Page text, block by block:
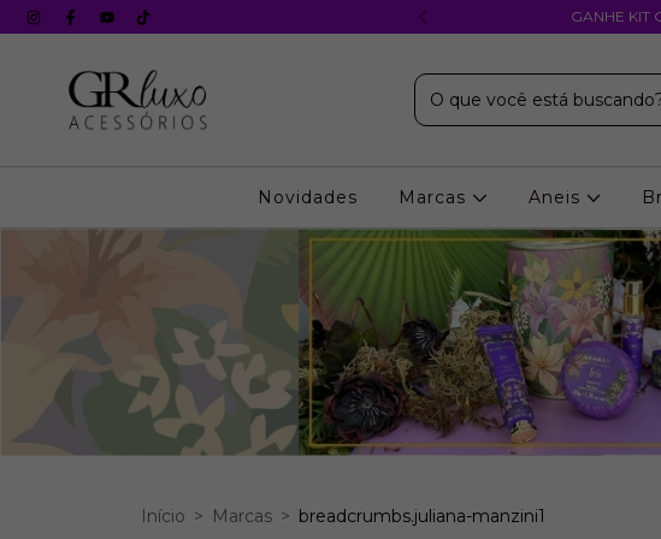
s/ juros em todos os cartões GANHE KIT
Novidades Marcas Aneis
Início > Marcas > breadcrumbs.juliana-manzini1